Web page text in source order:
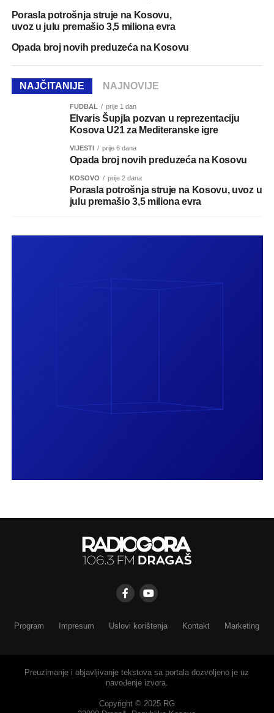
Porasla potrošnja struje na Kosovu,
uvoz u julu premašio 3,5 miliona evra
Opada broj novih preduzeća na Kosovu
NAJČITANIJE NAJNOVIJE
FUDBAL prije 1 dan
Elvaris Šupjla pozvan u reprezentaciju
Kosova U21 za Mediteranske igre
VIJESTI prije 6 dana
Opada broj novih preduzeća na Kosovu
KOSOVO prije 2 dana
Porasla potrošnja struje na Kosovu, uvoz u
julu premašio 3,5 miliona evra
Program Impresum Uslovi korištenja Kontakt Marketing
Preuzimanje i objavljivanje tekstova sa portala dozvoljeno je uz
navođenje izvora.
Copyright © 2025 RG